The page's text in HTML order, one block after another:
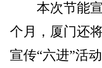
本次节能宣
个月，厦门还
宣传“六进”活